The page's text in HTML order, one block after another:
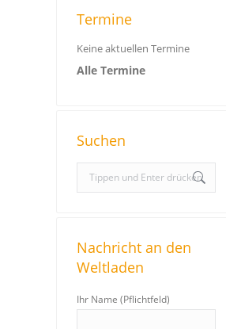
Termine
Keine aktuellen Termine
Alle Termine
Suchen
e
c
h
Nachricht an den
Weltladen
Ihr Name (Pflichtfeld)